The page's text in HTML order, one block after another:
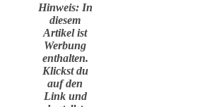
Hinweis: In
diesem
Artikel ist
Werbung
enthalten.
Klickst du
auf den
Link und